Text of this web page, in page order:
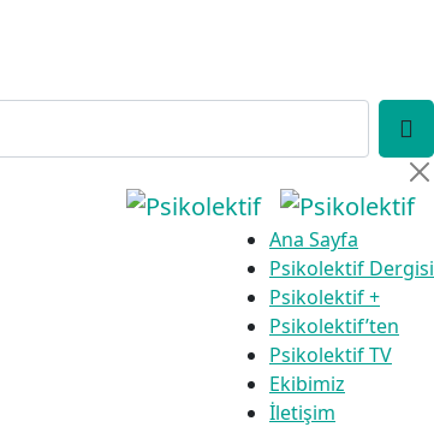
Ana Sayfa
Psikolektif Dergisi
Psikolektif +
Psikolektif’ten
Psikolektif TV
Ekibimiz
İletişim